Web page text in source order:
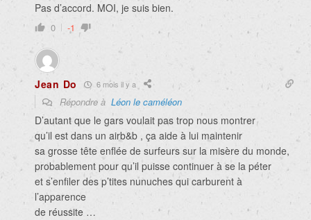
Pas d’accord. MOI, je suis bien.
0 -1
Jean Do 6 mois il y a
Répondre à Léon le caméléon
D’autant que le gars voulait pas trop nous montrer
qu’il est dans un airb&b , ça aide à lui maintenir
sa grosse tête enflée de surfeurs sur la misère du monde,
probablement pour qu’il puisse continuer à se la péter
et s’enfiler des p’tites nunuches qui carburent à
l’apparence
de réussite …